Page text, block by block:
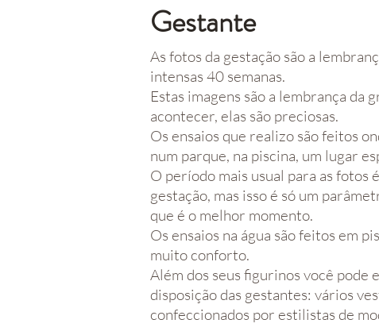
Gestante
As fotos da gestação são a
intensas 40 semanas.
Estas imagens são a lembrança da
acontecer, elas são preciosas.
Os ensaios que realizo são feitos
num parque, na piscina, um lugar
O período mais usual para as fotos
gestação, mas isso é só um
que é o melhor momento.
Os ensaios na água são feitos em
muito conforto.
Além dos seus figurinos você pode
disposição das gestantes: vários
confeccionados por estilistas de